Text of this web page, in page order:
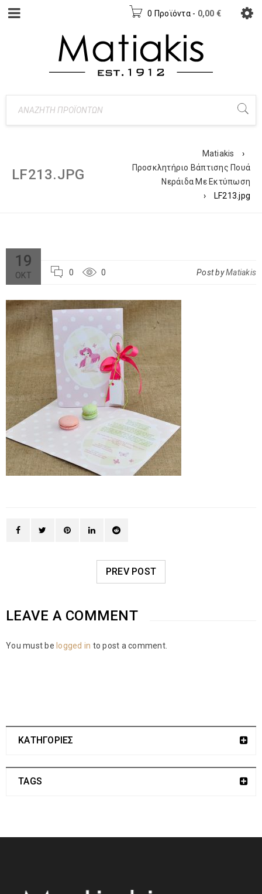
0 Προϊόντα - 0,00 €
LF213.JPG
Matiakis
›
Προσκλητήριο Βάπτισης Πουά
Νεράιδα Με Εκτύπωση
›
LF213.jpg
19
ΟΚΤ 0 0 Post byMatiakis
PREV POST
LEAVE A COMMENT
You must be logged in to post a comment.
ΚΑΤΗΓΟΡΙΕΣ
TAGS